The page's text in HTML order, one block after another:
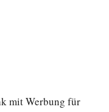
mit Werbung für